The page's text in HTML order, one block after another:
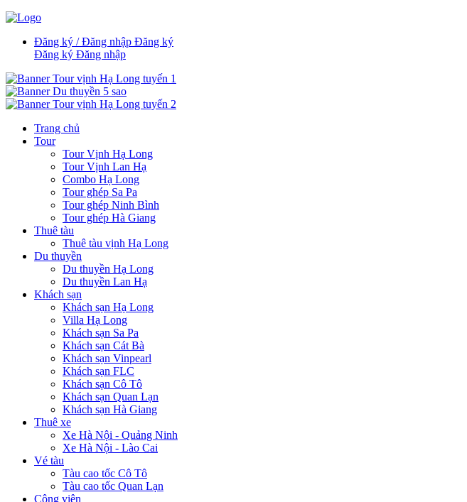
Đăng ký / Đăng nhập Đăng ký
Đăng ký Đăng nhập
Trang chủ
Tour
Tour Vịnh Hạ Long
Tour Vịnh Lan Hạ
Combo Hạ Long
Tour ghép Sa Pa
Tour ghép Ninh Bình
Tour ghép Hà Giang
Thuê tàu
Thuê tàu vịnh Hạ Long
Du thuyền
Du thuyền Hạ Long
Du thuyền Lan Hạ
Khách sạn
Khách sạn Hạ Long
Villa Hạ Long
Khách sạn Sa Pa
Khách sạn Cát Bà
Khách sạn Vinpearl
Khách sạn FLC
Khách sạn Cô Tô
Khách sạn Quan Lạn
Khách sạn Hà Giang
Thuê xe
Xe Hà Nội - Quảng Ninh
Xe Hà Nội - Lào Cai
Vé tàu
Tàu cao tốc Cô Tô
Tàu cao tốc Quan Lạn
Công viên